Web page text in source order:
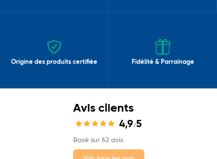
Origine des produits certifiée Fidélité & Parrainage
Avis clients
4,9/5
Basé sur 62 avis.